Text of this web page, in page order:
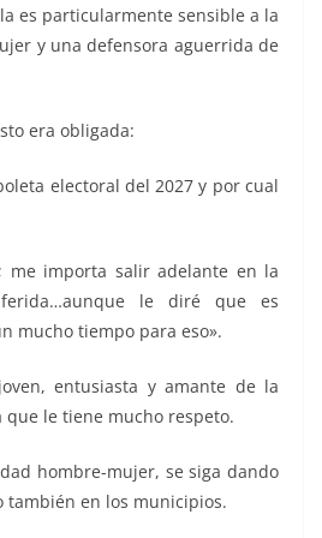
es particularmente sensible a la
y una defensora aguerrida de
era obligada:
electoral del 2027 y por cual
me importa salir adelante en la
le diré que es
mucho tiempo para eso».
entusiasta y amante de la
le tiene mucho respeto.
hombre-mujer, se siga dando
también en los municipios.